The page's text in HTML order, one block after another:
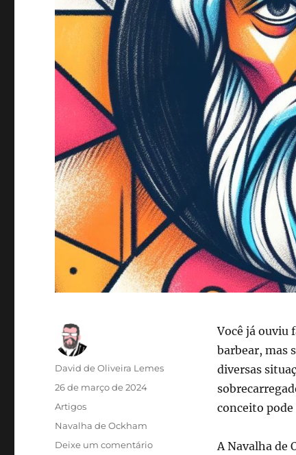
Você já ouviu
barbear, mas
diversas
conceito
A Navalha de
Autor
David de Oliveira Lemes
Publicado
em
26 de março de 2024
Categorias
Artigos
Tags
Navalha de Ockham
Deixe um comentárioem